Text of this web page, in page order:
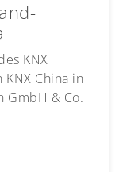
KNX
China in
GmbH & Co.